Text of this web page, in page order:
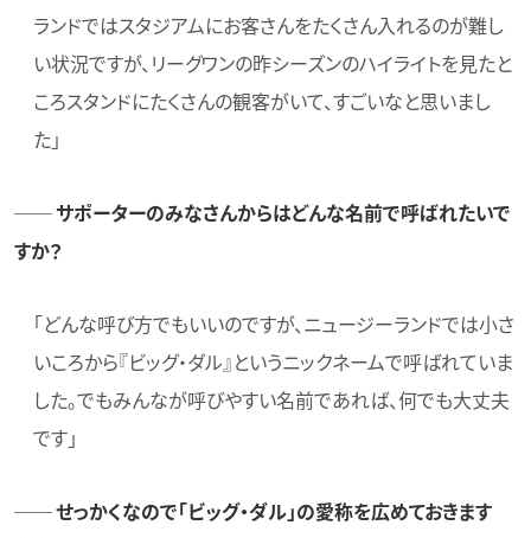
ランドではスタジアムにお客さんをたくさん入れるのが難し
い状況ですが、リーグワンの昨シーズンのハイライトを見たと
ころスタンドにたくさんの観客がいて、すごいなと思いまし
た」
── サポーターのみなさんからはどんな名前で呼ばれたいで
すか？
「どんな呼び方でもいいのですが、ニュージーランドでは小さ
いころから『ビッグ・ダル』というニックネームで呼ばれていま
した。でもみんなが呼びやすい名前であれば、何でも大丈夫
です」
── せっかくなので「ビッグ・ダル」の愛称を広めておきます